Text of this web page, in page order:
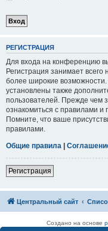
РЕГИСТРАЦИЯ
Для входа на конференцию
Регистрация занимает всего
более широкие
установлены также
пользователей. Прежде чем
ознакомиться с правилами
Помните, что ваше
правилами.
Общие правила |
Регистрация
Центральный сайт
Создано на основе